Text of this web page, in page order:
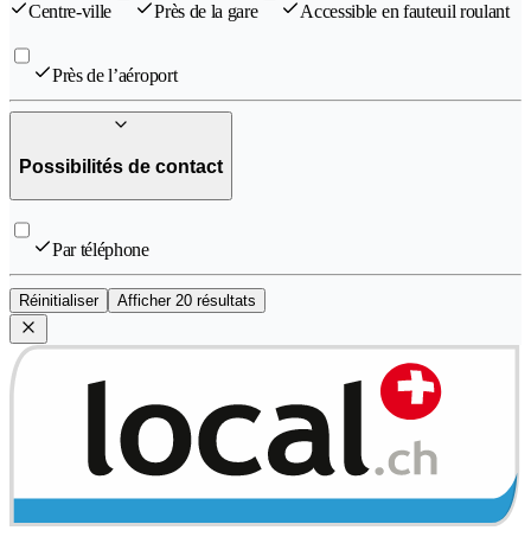
Centre-ville Près de la gare Accessible en fauteuil roulant
Près de l’aéroport
Possibilités de contact
Par téléphone
Réinitialiser Afficher 20 résultats